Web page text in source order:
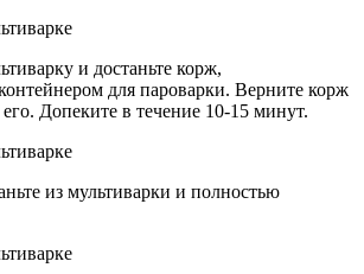
и достаньте корж,
для пароварки. Верните корж
Допеките в течение 10-15 минут.
из мультиварки и полностью